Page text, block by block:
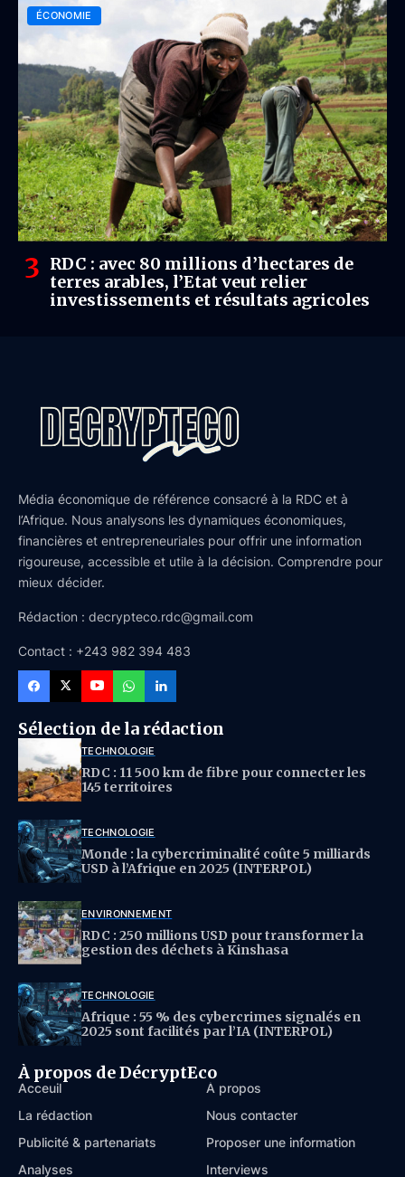
ÉCONOMIE
RDC : avec 80 millions d’hectares de
terres arables, l’Etat veut relier
investissements et résultats agricoles
Média économique de référence consacré à la RDC et à
l’Afrique. Nous analysons les dynamiques économiques,
financières et entrepreneuriales pour offrir une information
rigoureuse, accessible et utile à la décision. Comprendre pour
mieux décider.
Rédaction : decrypteco.rdc@gmail.com
Contact : +243 982 394 483
Sélection de la rédaction
TECHNOLOGIE
RDC : 11 500 km de fibre pour connecter les
145 territoires
TECHNOLOGIE
Monde : la cybercriminalité coûte 5 milliards
USD à l’Afrique en 2025 (INTERPOL)
ENVIRONNEMENT
RDC : 250 millions USD pour transformer la
gestion des déchets à Kinshasa
TECHNOLOGIE
Afrique : 55 % des cybercrimes signalés en
2025 sont facilités par l’IA (INTERPOL)
À propos de DécryptEco
Acceuil
À propos
La rédaction
Nous contacter
Publicité & partenariats
Proposer une information
Analyses
Interviews